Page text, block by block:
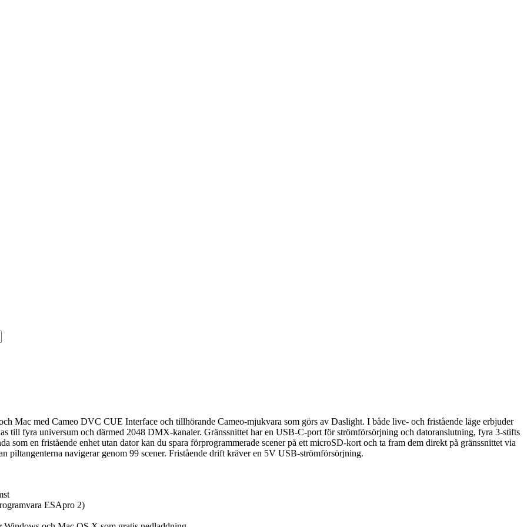
Mac med Cameo DVC CUE Interface och tillhörande Cameo-mjukvara som görs av Daslight. I både live- och fristående läge erbjuder
till fyra universum och därmed 2048 DMX-kanaler. Gränssnittet har en USB-C-port för strömförsörjning och datoranslutning, fyra 3-stifts
en fristående enhet utan dator kan du spara förprogrammerade scener på ett microSD-kort och ta fram dem direkt på gränssnittet via
piltangenterna navigerar genom 99 scener. Fristående drift kräver en 5V USB-strömförsörjning.
ESApro 2)